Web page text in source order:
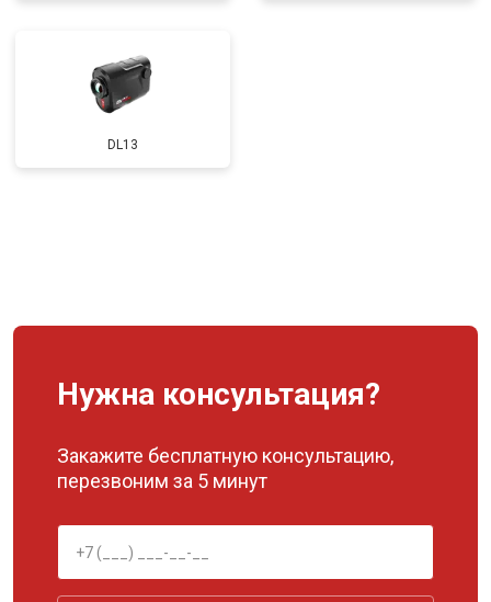
DL13
Нужна консультация?
Закажите бесплатную консультацию,
перезвоним за 5 минут